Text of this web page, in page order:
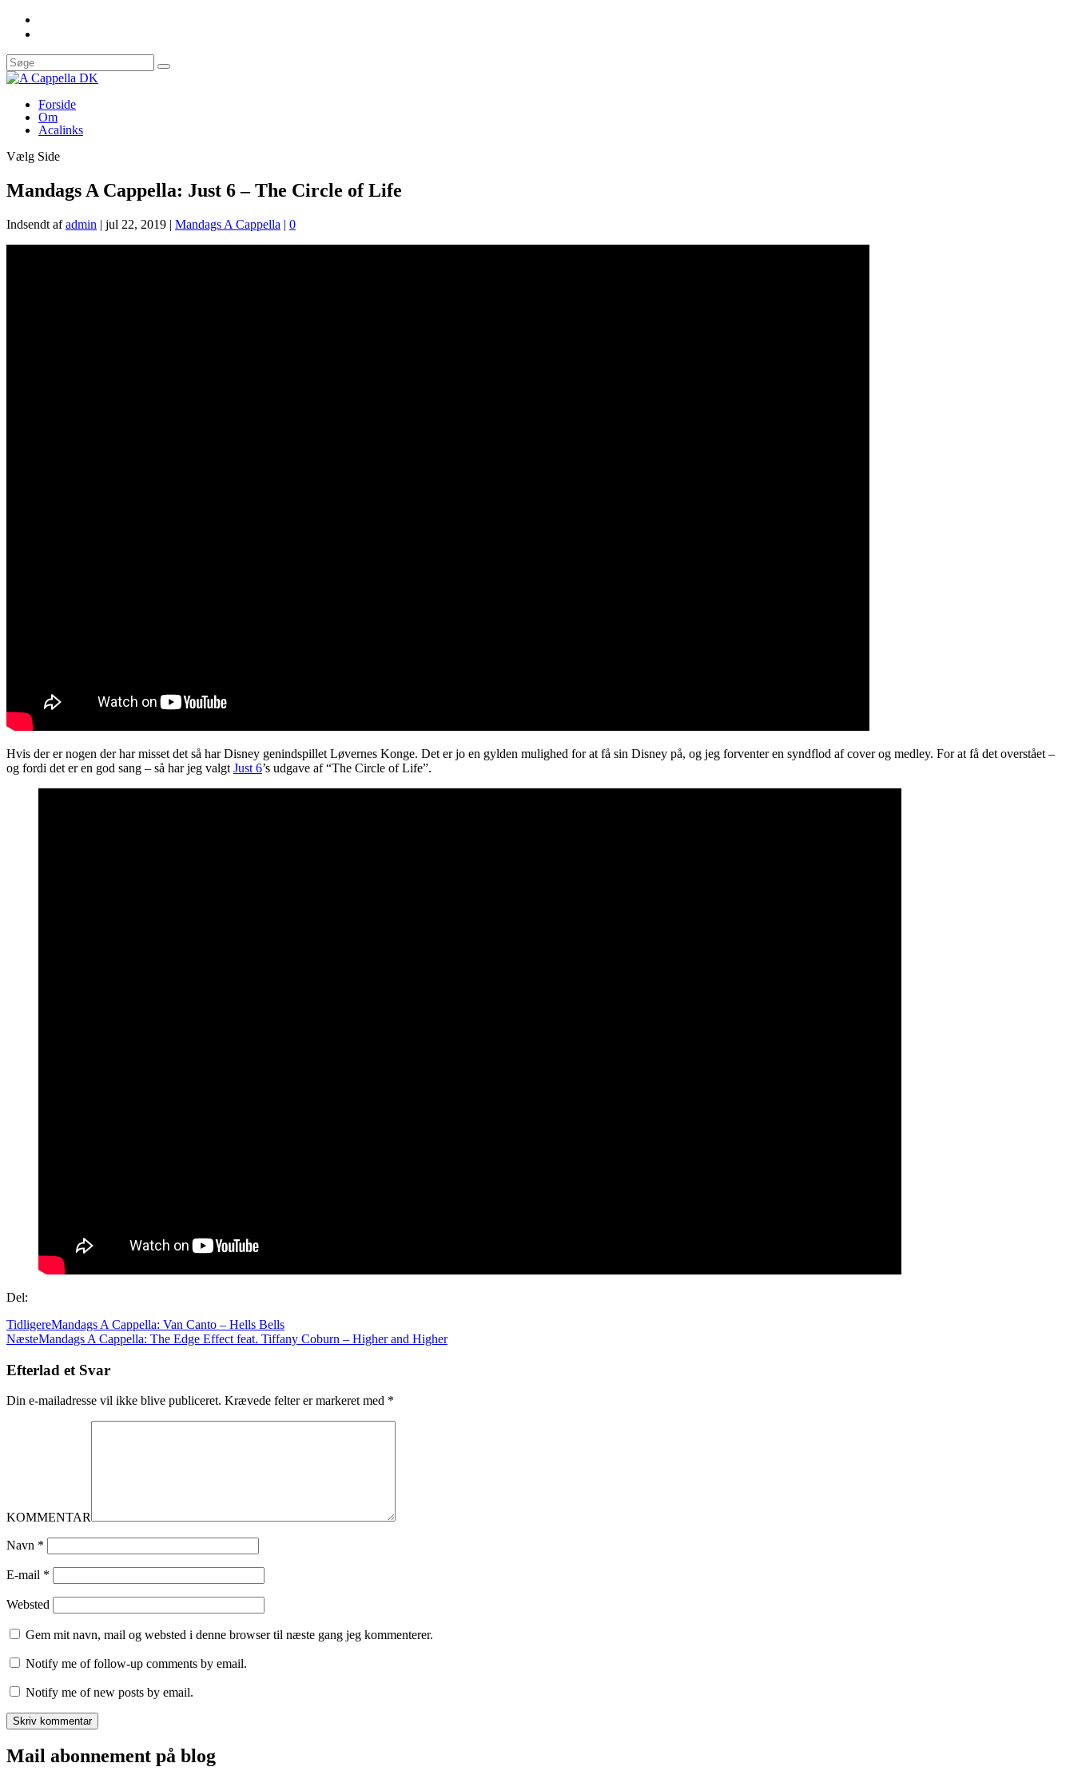
Forside
Om
Acalinks
Vælg Side
Mandags A Cappella: Just 6 – The Circle of Life
Indsendt afadmin | jul 22, 2019 | Mandags A Cappella | 0
Hvis der er nogen der har misset det så har Disney genindspillet Løvernes Konge. Det er jo en gylden mulighed for at få sin Disney på, og jeg forventer en syndflod af cover og medley. For at få det overstået –
og fordi det er en god sang – så har jeg valgt Just 6’s udgave af “The Circle of Life”.
Del:
TidligereMandags A Cappella: Van Canto – Hells Bells
NæsteMandags A Cappella: The Edge Effect feat. Tiffany Coburn – Higher and Higher
Efterlad et Svar
Din e-mailadresse vil ikke blive publiceret. Krævede felter er markeret med *
KOMMENTAR
Navn *
E-mail *
Websted
Gem mit navn, mail og websted i denne browser til næste gang jeg kommenterer.
Notify me of follow-up comments by email.
Notify me of new posts by email.
Mail abonnement på blog